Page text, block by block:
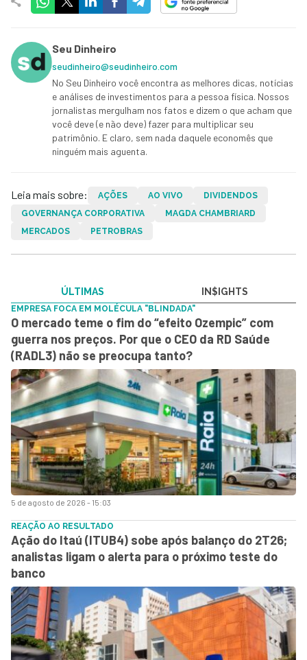
Seu Dinheiro
seudinheiro@seudinheiro.com
No Seu Dinheiro você encontra as melhores dicas, notícias
e análises de investimentos para a pessoa física. Nossos
jornalistas mergulham nos fatos e dizem o que acham que
você deve (e não deve) fazer para multiplicar seu
patrimônio. E claro, sem nada daquele economês que
ninguém mais aguenta.
Leia mais sobre: AÇÕES AO VIVO
DIVIDENDOS
GOVERNANÇA CORPORATIVA
MAGDA CHAMBRIARD
MERCADOS
PETROBRAS
ÚLTIMAS IN$IGHTS
5 de agosto de 2026 - 15:03
EMPRESA FOCA EM MOLÉCULA "BLINDADA"
O mercado teme o fim do “efeito Ozempic” com
guerra nos preços. Por que o CEO da RD Saúde
(RADL3) não se preocupa tanto?
REAÇÃO AO RESULTADO
Ação do Itaú (ITUB4) sobe após balanço do 2T26;
analistas ligam o alerta para o próximo teste do
banco